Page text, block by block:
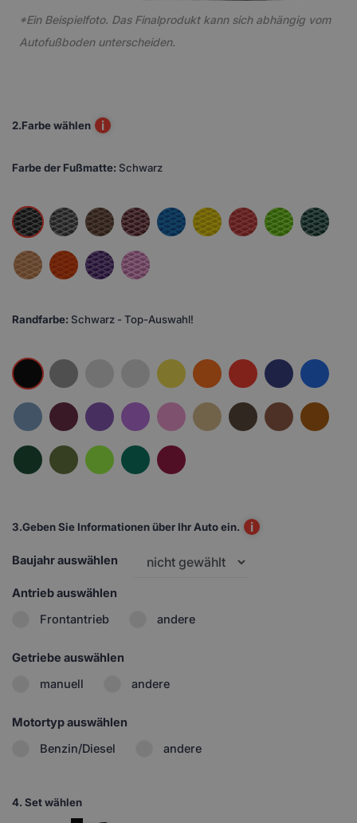
*Ein Beispielfoto. Das Finalprodukt kann sich abhängig vom
Autofußboden unterscheiden.
2.Farbe wählen i
Farbe der Fußmatte: Schwarz
Randfarbe: Schwarz - Top-Auswahl!
3.Geben Sie Informationen über Ihr Auto ein. i
Baujahr auswählen
Antrieb auswählen
Frontantrieb
andere
Getriebe auswählen
manuell
andere
Motortyp auswählen
Benzin/Diesel
andere
4. Set wählen